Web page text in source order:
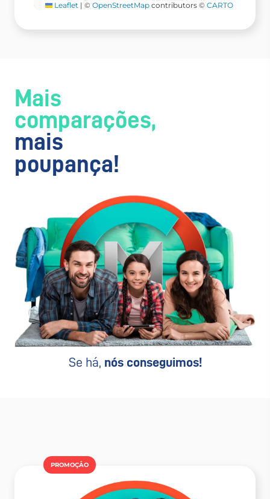
Leaflet | © OpenStreetMap contributors © CARTO
Mais
comparações,
mais
poupança!
Se há, nós conseguimos!
PROMOÇÂO